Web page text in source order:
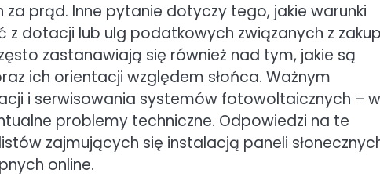
prąd. Inne pytanie dotyczy tego, jakie warunki
z dotacji lub ulg podatkowych związanych z
zastanawiają się również nad tym, jakie są
ich orientacji względem słońca. Ważnym
i serwisowania systemów fotowoltaicznych –
problemy techniczne. Odpowiedzi na te
zajmujących się instalacją paneli
online.